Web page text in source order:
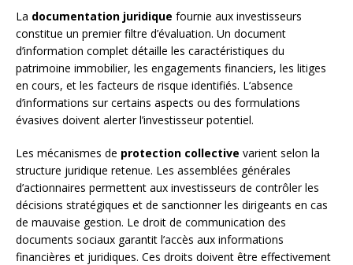
La documentation juridique fournie aux investisseurs
constitue un premier filtre d’évaluation. Un document
d’information complet détaille les caractéristiques du
patrimoine immobilier, les engagements financiers, les litiges
en cours, et les facteurs de risque identifiés. L’absence
d’informations sur certains aspects ou des formulations
évasives doivent alerter l’investisseur potentiel.
Les mécanismes de protection collective varient selon la
structure juridique retenue. Les assemblées générales
d’actionnaires permettent aux investisseurs de contrôler les
décisions stratégiques et de sanctionner les dirigeants en cas
de mauvaise gestion. Le droit de communication des
documents sociaux garantit l’accès aux informations
financières et juridiques. Ces droits doivent être effectivement